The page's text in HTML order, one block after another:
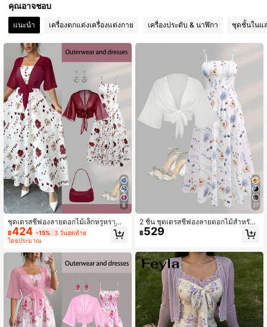
4.87 12K ผู้ติดตาม
12K ผู้ติดตาม
4.87 12K ผู้ติดตาม
4.87 12K ผู้ติดตาม
4.87 12K ผู้ติดตาม
4.87 12K ผู้ติดตาม
คุณอาจชอบ
แนะนำ เครื่องตกแต่งเครื่องแต่งกาย เครื่องประดับ & นาฬิกา ชุดชั้นในแ
8
ชุดเดรสชีฟองลายดอกไม้เล็กหรูหราสำ
หรับผู้หญิงพร้อมผ้าคลุมไหล่, ชุด 2 ชิ้น
ฤดูใบไม้ผลิ ฤดูร้อน
฿424 -15% 3 วันสุดท้าย
โดยประมาณ
27
2 ชิ้น ชุดเดรสชีฟองลายดอกไม้สำหรับผู้
หญิง & ชุดออกเดทสุดโรแมนติกหรูหรา
สำหรับฤดูร้อนและฤดูใบไม้ผลิ
฿529